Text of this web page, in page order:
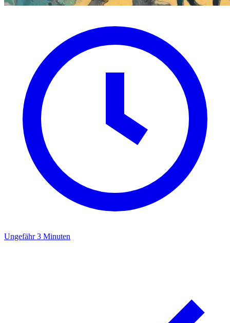
Ungefähr 3 Minuten